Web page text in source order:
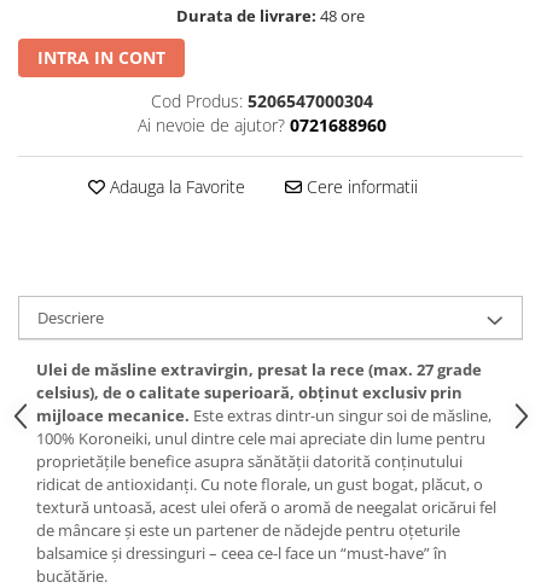
Durata de livrare: 48 ore
INTRA IN CONT
Cod Produs: 5206547000304
Ai nevoie de ajutor? 0721688960
Adauga la Favorite Cere informatii
Descriere
Ulei de măsline extravirgin, presat la rece (max. 27 grade
celsius), de o calitate superioară, obținut exclusiv prin
mijloace mecanice. Este extras dintr-un singur soi de măsline,
100% Koroneiki, unul dintre cele mai apreciate din lume pentru
proprietățile benefice asupra sănătății datorită conținutului
ridicat de antioxidanți. Cu note florale, un gust bogat, plăcut, o
textură untoasă, acest ulei oferă o aromă de neegalat oricărui fel
de mâncare și este un partener de nădejde pentru oțeturile
balsamice și dressinguri – ceea ce-l face un “must-have” în
bucătărie.